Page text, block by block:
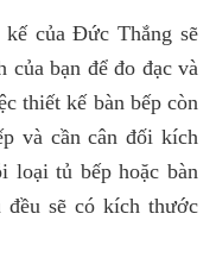
của Đức Thắng sẽ
của bạn để đo đạc và
thiết kế bàn bếp còn
và cần cân đối kích
loại tủ bếp hoặc bàn
đều sẽ có kích thước